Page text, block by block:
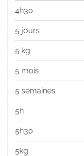
4h30
5 jours
5 kg
5 mois
5 semaines
5h
5h30
5kg